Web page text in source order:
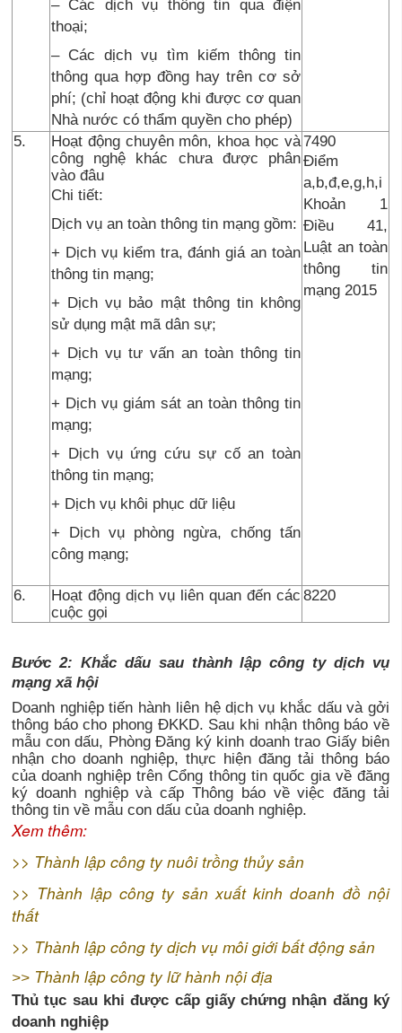
– Các dịch vụ thông tin qua điện
thoại;
– Các dịch vụ tìm kiếm thông tin
thông qua hợp đồng hay trên cơ sở
phí; (chỉ hoạt động khi được cơ quan
Nhà nước có thẩm quyền cho phép)
5.
Hoạt động chuyên môn, khoa học và
công nghệ khác chưa được phân
vào đâu
Chi tiết:
Dịch vụ an toàn thông tin mạng gồm:
+ Dịch vụ kiểm tra, đánh giá an toàn
thông tin mạng;
+ Dịch vụ bảo mật thông tin không
sử dụng mật mã dân sự;
+ Dịch vụ tư vấn an toàn thông tin
mạng;
+ Dịch vụ giám sát an toàn thông tin
mạng;
+ Dịch vụ ứng cứu sự cố an toàn
thông tin mạng;
+ Dịch vụ khôi phục dữ liệu
+ Dịch vụ phòng ngừa, chống tấn
công mạng;
7490
Điểm
a,b,đ,e,g,h,i
Khoản 1
Điều 41,
Luật an toàn
thông tin
mạng 2015
6.
Hoạt động dịch vụ liên quan đến các
cuộc gọi
8220
Bước 2: Khắc dấu sau thành lập công ty dịch vụ
mạng xã hội
Doanh nghiệp tiến hành liên hệ dịch vụ khắc dấu và gởi
thông báo cho phong ĐKKD. Sau khi nhận thông báo về
mẫu con dấu, Phòng Đăng ký kinh doanh trao Giấy biên
nhận cho doanh nghiệp, thực hiện đăng tải thông báo
của doanh nghiệp trên Cổng thông tin quốc gia về đăng
ký doanh nghiệp và cấp Thông báo về việc đăng tải
thông tin về mẫu con dấu của doanh nghiệp.
Xem thêm:
>> Thành lập công ty nuôi trồng thủy sản
>> Thành lập công ty sản xuất kinh doanh đồ nội
thất
>> Thành lập công ty dịch vụ môi giới bất động sản
>> Thành lập công ty lữ hành nội địa
Thủ tục sau khi được cấp giấy chứng nhận đăng ký
doanh nghiệp